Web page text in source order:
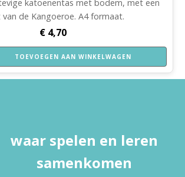
katoenentas met bodem, met een
de Kangoeroe. A4 formaat.
€ 4,70
TOEVOEGEN AAN WINKELWAGEN
waar spelen en leren
samenkomen